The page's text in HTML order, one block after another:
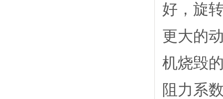
好，旋
更大的
机烧毁
阻力系